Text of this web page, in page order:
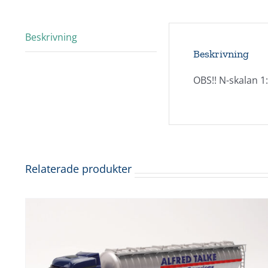
Beskrivning
Beskrivning
OBS!! N-skalan
Relaterade produkter